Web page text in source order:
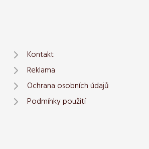
Kontakt
Reklama
Ochrana osobních údajů
Podmínky použití